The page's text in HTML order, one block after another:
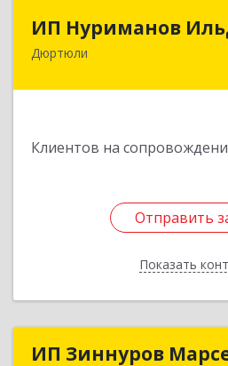
ИП Нуриманов
Дюртюли
Клиентов на
Отправить
Показать
ИП Нуриманов
452320,
Отправить
Назад
ИП Зиннуров
ИП